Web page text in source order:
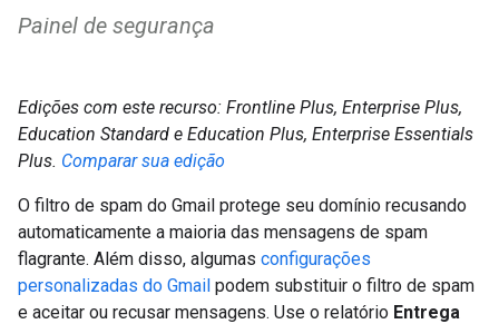
Painel de segurança
Edições com este recurso: Frontline Plus, Enterprise Plus,
Education Standard e Education Plus, Enterprise Essentials
Plus. Comparar sua edição
O filtro de spam do Gmail protege seu domínio recusando
automaticamente a maioria das mensagens de spam
flagrante. Além disso, algumas configurações
personalizadas do Gmail podem substituir o filtro de spam
e aceitar ou recusar mensagens. Use o relatório Entrega